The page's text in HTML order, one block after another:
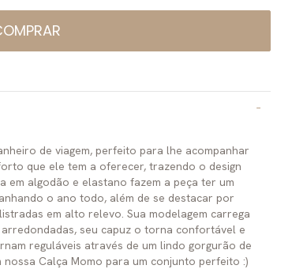
de viagem, perfeito para lhe acompanhar
que ele tem a oferecer, trazendo o design
em algodão e elastano fazem a peça ter um
o ano todo, além de se destacar por
em alto relevo. Sua modelagem carrega
seu capuz o torna confortável e
reguláveis através de um lindo gorgurão de
Calça Momo para um conjunto perfeito :)